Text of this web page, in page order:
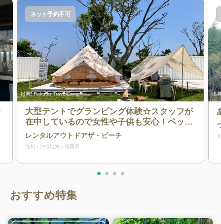
出典:RakutenTravelCamp
ネット予約不可
大型テントでグランピング体験☆スタッフが
在中しているので女性や子供も安心！ペット
歓迎！市内中心部から車で40分！手ぶらでキ
ャンプを楽しもう！糸島半島の海沿いでビー
す！
レンタルアウトドアザ・ビーチ
九州・沖縄地方 福岡県
出
おすすめ特集